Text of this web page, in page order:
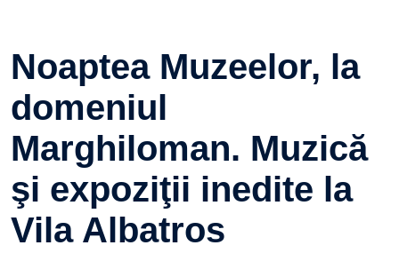
Noaptea Muzeelor, la
domeniul
Marghiloman. Muzică
şi expoziţii inedite la
Vila Albatros